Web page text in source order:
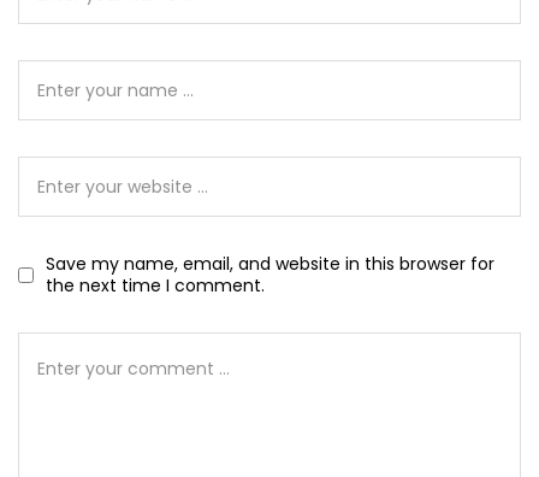
Save my name, email, and website in this browser for
the next time I comment.